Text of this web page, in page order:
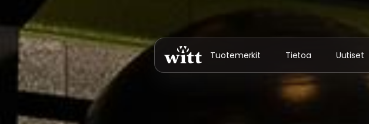
Tuotemerkit Tietoa Uutiset